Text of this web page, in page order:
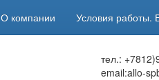
О компании Условия работы.
тел.:
email:allo-